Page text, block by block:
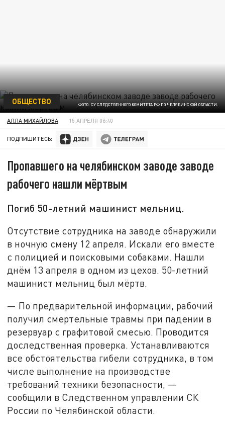
ФОТО: СУ СЛЕДСТВЕННОГО КОМИТЕТА РФ ПО ЧЕЛЯБИНСКОЙ ОБЛАСТИ.
ОБЩЕСТВО
АЛЛА МИХАЙЛОВА 15 АПРЕЛЯ 06:40
ПОДПИШИТЕСЬ:
Пропавшего на челябинском заводе заводе
рабочего нашли мёртвым
Погиб 50-летний машинист мельниц.
Отсутствие сотрудника на заводе обнаружили
в ночную смену 12 апреля. Искали его вместе
с полицией и поисковыми собаками. Нашли
днём 13 апреля в одном из цехов. 50-летний
машинист мельниц был мёртв.
— По предварительной информации, рабочий
получил смертельные травмы при падении в
резервуар с графитовой смесью. Проводится
доследственная проверка. Устанавливаются
все обстоятельства гибели сотрудника, в том
числе выполнение на производстве
требований техники безопасности, —
сообщили в Следственном управлении СК
России по Челябинской области.